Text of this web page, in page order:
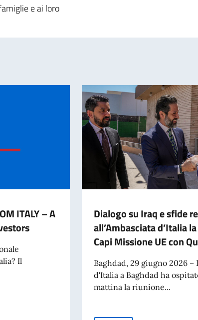
e ai loro
ITALY – A
Il
ITALY – A letter to international investors
Dialogo su Iraq e sfide
all’Ambasciata d’Italia
Capi Missione UE con
Baghdad, 29 giugno 2026 –
d'Italia a Baghdad ha
mattina la riunione...